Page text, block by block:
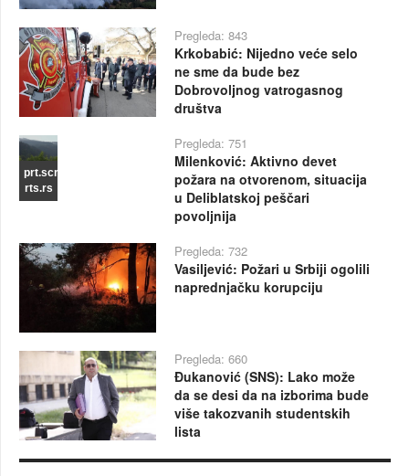
Pregleda: 843
Krkobabić: Nijedno veće selo
ne sme da bude bez
Dobrovoljnog vatrogasnog
društva
prt.scr
rts.rs
Pregleda: 751
Milenković: Aktivno devet
požara na otvorenom, situacija
u Deliblatskoj peščari
povoljnija
Pregleda: 732
Vasiljević: Požari u Srbiji ogolili
naprednjačku korupciju
Pregleda: 660
Đukanović (SNS): Lako može
da se desi da na izborima bude
više takozvanih studentskih
lista